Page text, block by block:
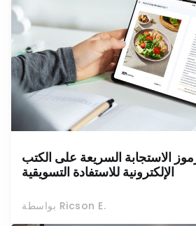
الاستجابة السريعة على الكتب
الإلكترونية للاستفادة التسويقية
بواسطة Ricson E.